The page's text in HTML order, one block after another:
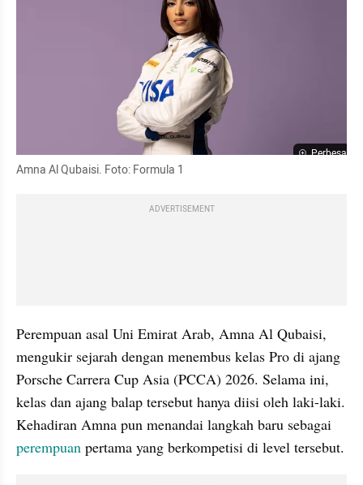
Perbesar
Amna Al Qubaisi. Foto: Formula 1
ADVERTISEMENT
Perempuan asal Uni Emirat Arab, Amna Al Qubaisi,
mengukir sejarah dengan menembus kelas Pro di ajang
Porsche Carrera Cup Asia (PCCA) 2026. Selama ini,
kelas dan ajang balap tersebut hanya diisi oleh laki-laki.
perempuan pertama yang berkompetisi di level tersebut.